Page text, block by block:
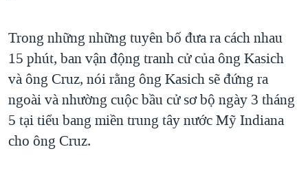
Trong những những tuyên bố đưa ra cách nhau
15 phút, ban vận động tranh cử của ông Kasich
và ông Cruz, nói rằng ông Kasich sẽ đứng ra
ngoài và nhường cuộc bầu cử sơ bộ ngày 3 tháng
5 tại tiểu bang miền trung tây nước Mỹ Indiana
cho ông Cruz.